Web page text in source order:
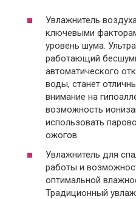
Увлажнитель
ключевыми
уровень шума.
работающий
автоматического
воды, станет
внимание на
возможность
использовать
ожогов.
Увлажнитель для
работы и
оптимальной
Традиционный